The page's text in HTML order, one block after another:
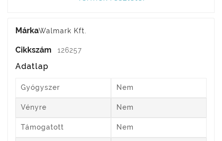
MárkaWalmark Kft.
Cikkszám 126257
Adatlap
Gyógyszer Nem
Vényre Nem
Támogatott Nem